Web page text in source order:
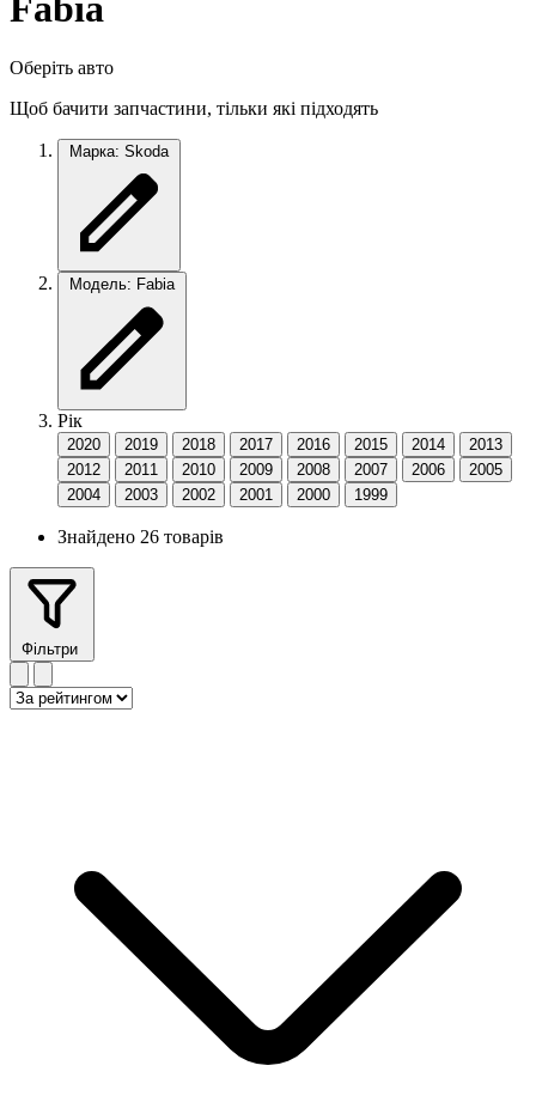
Fabia
Оберіть авто
Щоб бачити запчастини, тільки які підходять
Марка: Skoda
Модель: Fabia
Рік
2020 2019 2018 2017 2016 2015 2014
2013
2012
2011 2010 2009 2008 2007 2006
2005
2004
2003 2002 2001 2000 1999
Знайдено 26 товарів
Фільтри